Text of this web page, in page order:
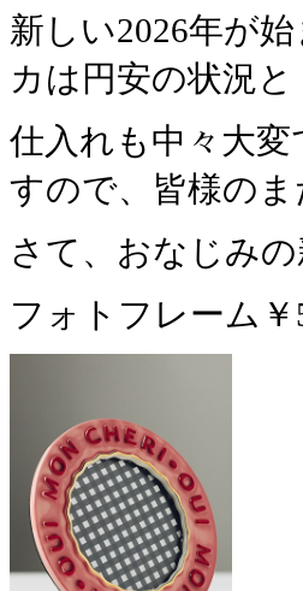
新しい2026年が
カは円安の状況
仕入れも中々大
すので、皆様の
さて、おなじみ
フォトフレ